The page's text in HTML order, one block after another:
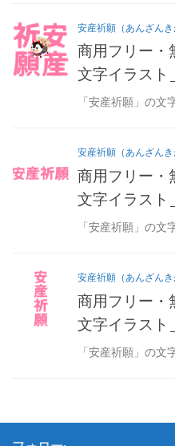
安産祈願（あんざんき
商用フリー・
文字イラスト
「安産祈願」の文
安産祈願（あんざんき
商用フリー・
文字イラスト
「安産祈願」の文
安産祈願（あんざんき
商用フリー・
文字イラスト
「安産祈願」の文